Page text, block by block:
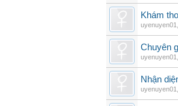
Khám
uyenuyen01
Chuyên
uyenuyen01
Nhận
uyenuyen01